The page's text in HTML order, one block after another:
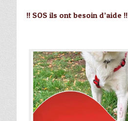
!! SOS ils ont besoin d’aide !!